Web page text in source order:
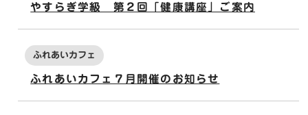
やすらぎ学級 第２回「健康講座」ご案内
ふれあいカフェ
ふれあいカフェ７月開催のお知らせ